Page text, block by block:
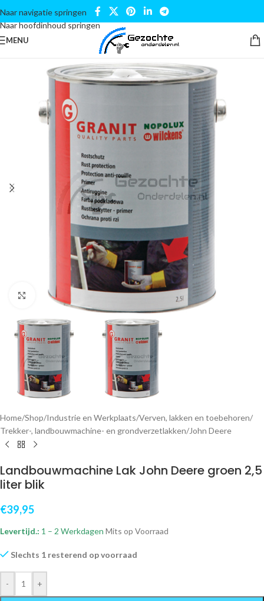
Naar navigatie springen
Naar hoofdinhoud springen
MENU
Klik om te vergroten
Home/Shop/Industrie en Werkplaats/Verven, lakken en toebehoren/
Trekker-, landbouwmachine- en grondverzetlakken/John Deere
Landbouwmachine Lak John Deere groen 2,5
liter blik
€39,95
Levertijd.: 1 – 2 Werkdagen Mits op Voorraad
Slechts 1 resterend op voorraad
- +